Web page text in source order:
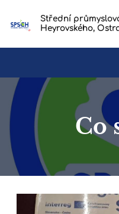
Střední
Heyrovského,
Co
Co